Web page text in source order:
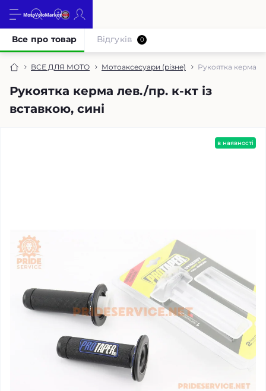
ВСЕ ДЛЯ МОТО Мотоаксесуари (різне) Рукоятка керма
Рукоятка керма лев./пр. к-кт із
вставкою, сині
Все про товар Відгуків 0
в наявності